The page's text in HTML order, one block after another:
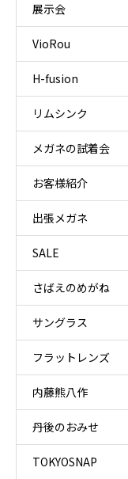
展示会
VioRou
H-fusion
リムシンク
メガネの試着会
お客様紹介
出張メガネ
SALE
さばえのめがね
サングラス
フラットレンズ
内藤熊八作
丹後のおみせ
TOKYOSNAP